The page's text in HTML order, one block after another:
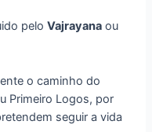
peloVajrayana ou
o caminho do
Primeiro Logos, por
seguir a vida